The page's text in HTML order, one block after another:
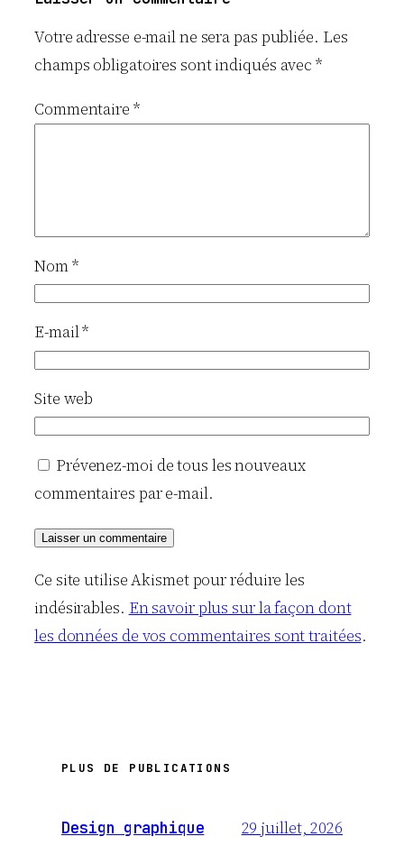
Votre adresse e-mail ne sera pas publiée. Les
champs obligatoires sont indiqués avec*
Commentaire *
Nom*
E-mail*
Site web
Prévenez-moi de tous les nouveaux
commentaires par e-mail.
Ce site utilise Akismet pour réduire les
indésirables. En savoir plus sur la façon dont
les données de vos commentaires sont traitées.
PLUS DE PUBLICATIONS
Design graphique 29 juillet, 2026